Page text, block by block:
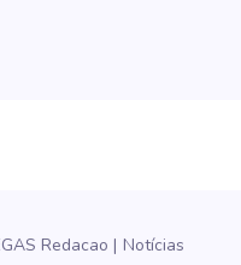
Redacao Notícias